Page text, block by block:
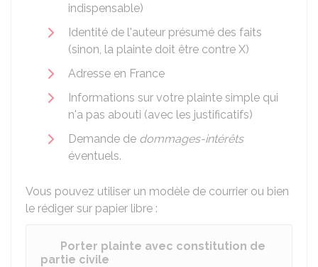
indispensable)
Identité de l'auteur présumé des faits
(sinon, la plainte doit être contre X)
Adresse en France
Informations sur votre plainte simple qui
n'a pas abouti (avec les justificatifs)
Demande de dommages-intérêts
éventuels.
Vous pouvez utiliser un modèle de courrier ou bien
le rédiger sur papier libre :
Porter plainte avec constitution de
partie civile